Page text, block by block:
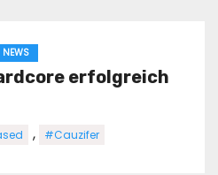
NEWS
erfolgreich
, #Cauzifer